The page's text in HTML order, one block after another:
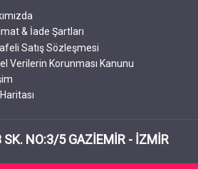
& İade Şartları
Satış Sözleşmesi
Verilerin Korunması Kanunu
NO:3/5 GAZİEMİR - İZMİR